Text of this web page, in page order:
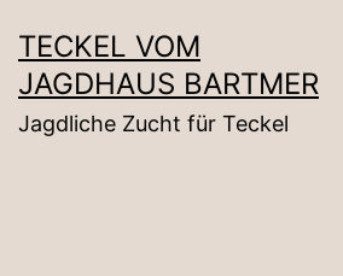
Inhalt
springen
TECKEL VOM
JAGDHAUS BARTMER
Jagdliche Zucht für Teckel